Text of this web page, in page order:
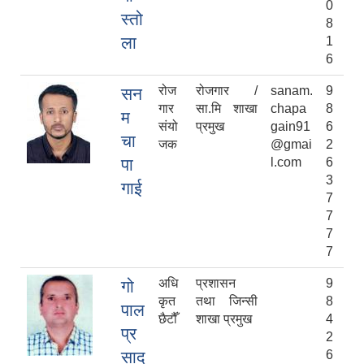
स्तो
ला
0
8
1
6
सन
म
चा
पा
गाई
रोज
गार
संयो
जक
रोजगार /
सा.मि शाखा
प्रमुख
sanam.
chapa
gain91
@gmai
l.com
9
8
6
2
6
3
7
7
7
7
गो
पाल
प्र
साद
अधि
कृत
छैटौँ
प्रशासन
तथा जिन्सी
शाखा प्रमुख
9
8
4
2
6